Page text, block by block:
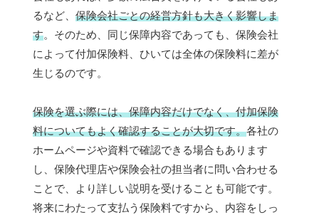
るなど、 保険会社ごとの経営方針も大きく影響しま
す。そのため、同じ保障内容であっても、保険会社
によって付加保険料、ひいては全体の保険料に差が
生じるのです。
保険を選ぶ際には、保障内容だけでなく、付加保険
料についてもよく確認することが大切です。各社の
ホームページや資料で確認できる場合もあります
し、保険代理店や保険会社の担当者に問い合わせる
ことで、より詳しい説明を受けることも可能です。
将来にわたって支払う保険料ですから、内容をしっ